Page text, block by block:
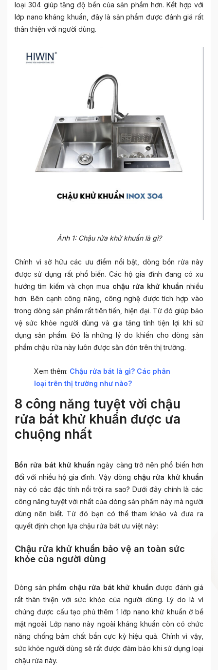
loại 304 giúp tăng độ bền của sản phẩm hơn. Kết hợp với
lớp nano kháng khuẩn, đây là sản phẩm được đánh giá rất
thân thiện với người dùng.
Ảnh 1: Chậu rửa khử khuẩn là gì?
Chính vì sở hữu các ưu điểm nổi bật, dòng bồn rửa này
được sử dụng rất phổ biến. Các hộ gia đình đang có xu
hướng tìm kiếm và chọn mua chậu rửa khử khuẩn nhiều
hơn. Bên cạnh công năng, công nghệ được tích hợp vào
trong dòng sản phẩm rất tiên tiến, hiện đại. Từ đó giúp bảo
vệ sức khỏe người dùng và gia tăng tính tiện lợi khi sử
dụng sản phẩm. Đó là những lý do khiến cho dòng sản
phẩm chậu rửa này luôn được săn đón trên thị trường.
Xem thêm: Chậu rửa bát là gì? Các phân
loại trên thị trường như nào?
8 công năng tuyệt vời chậu
rửa bát khử khuẩn được ưa
chuộng nhất
Bồn rửa bát khử khuẩn ngày càng trở nên phổ biến hơn
đối với nhiều hộ gia đình. Vậy dòng chậu rửa khử khuẩn
này có các đặc tính nổi trội ra sao? Dưới đây chính là các
công năng tuyệt vời nhất của dòng sản phẩm này mà người
dùng nên biết. Từ đó bạn có thể tham khảo và đưa ra
quyết định chọn lựa chậu rửa bát ưu việt này:
Chậu rửa khử khuẩn bảo vệ an toàn sức
khỏe của người dùng
Dòng sản phẩm chậu rửa bát khử khuẩn được đánh giá
rất thân thiện với sức khỏe của người dùng. Lý do là vì
chúng được cấu tạo phủ thêm 1 lớp nano khử khuẩn ở bề
mặt ngoài. Lớp nano này ngoài kháng khuẩn còn có chức
năng chống bám chất bẩn cực kỳ hiệu quả. Chính vì vậy,
sức khỏe người dùng sẽ rất được đảm bảo khi sử dụng loại
chậu rửa này.